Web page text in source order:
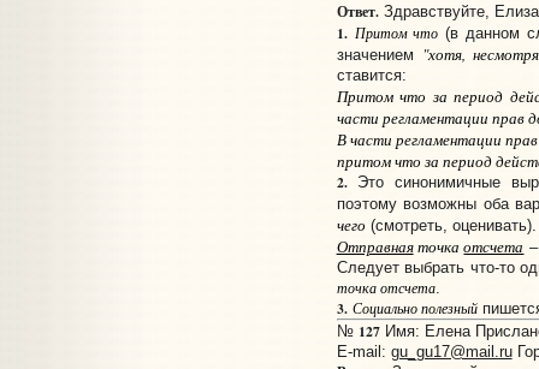
Ответ.Здравствуйте,
1. Притом что (в данном
значением "хотя,
ставится:
Притом что за период
части регламентации прав
В части регламентации
притом что за период
2.Это синонимичные
поэтому возможны оба
чего (смотреть, оценивать).
Отправнаяточкаотсчета
Следует выбрать что-то
точка отсчета.
3. Социально полезный
№ 127Имя: Елена
E-mail: gu_gu17@mail.ru